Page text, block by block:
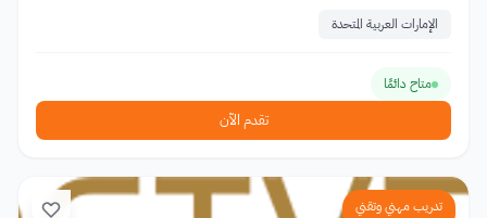
الإمارات العربية المتحدة
متاح دائمًا
تقدم الآن
تدريب مهني وتقني